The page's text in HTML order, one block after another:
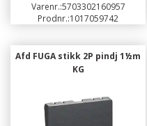
Varenr.:5703302160957
Prodnr.:1017059742
Afd FUGA stikk 2P pindj 1½m
KG